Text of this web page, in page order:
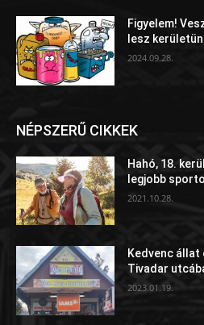
Figyelem!
lesz
2024.09.28.
NÉPSZERŰ CIKKEK
Hahó, 18.
legjobb
2021.10.28.
Kedvenc állat
Tivadar
2023.01.19.